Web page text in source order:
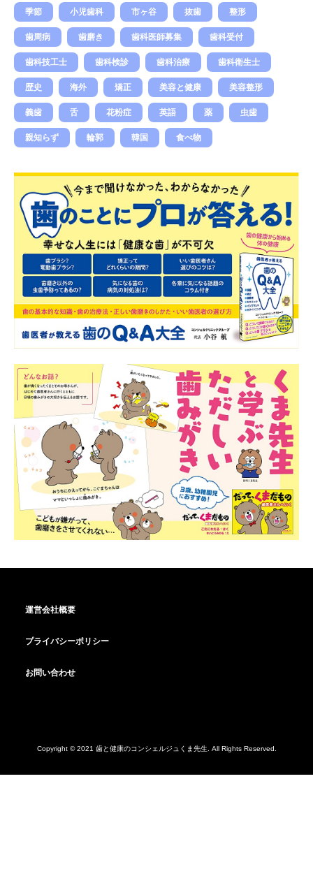
季節 小児歯科 市ヶ谷 抜歯 整形
歯周病 歯磨き 歯科医師募集 歯科受付
歯科技工士 歯科検診 歯科治療 歯科衛生士
歴史 海外 矯正 美容と健康 美容整形
義歯 舌 花粉症 英語 薬 虫歯
親知らず 輪郭 韓国 食べ物
運営会社概要
プライバシーポリシー
お問い合わせ
Copyright © 2021 歯と健康のコンシェルジュくま先生. All Rights Reserved.